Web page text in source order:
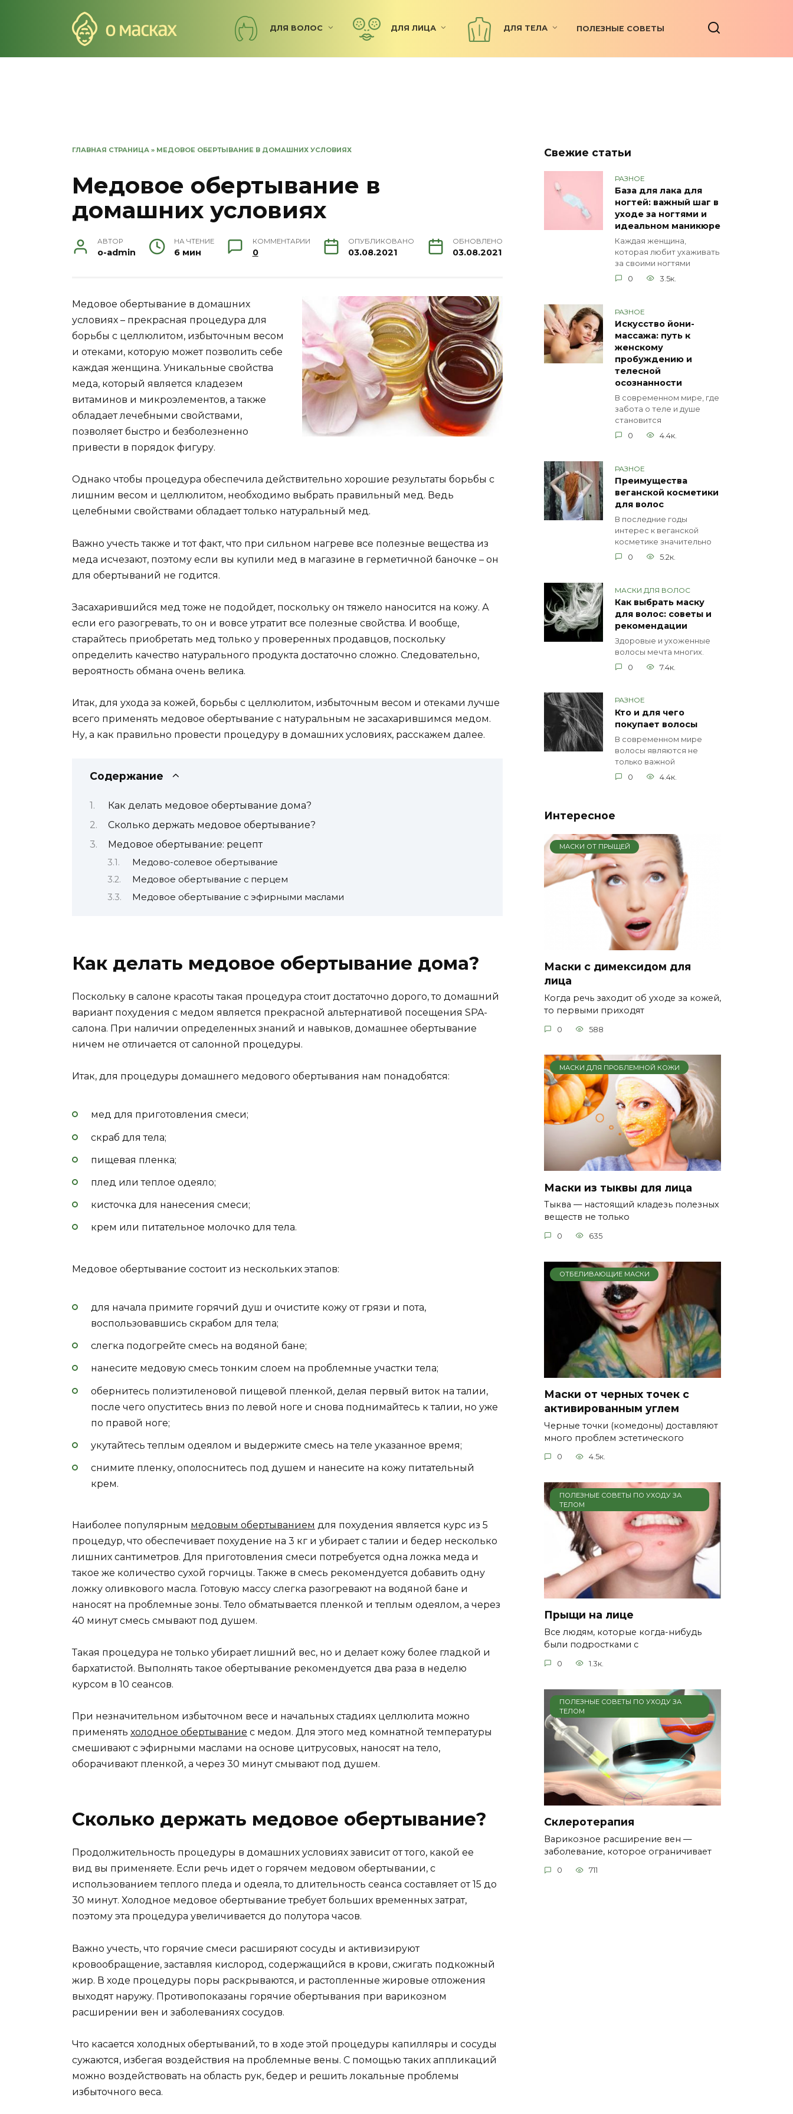
ДЛЯ ВОЛОС ДЛЯ ЛИЦА ДЛЯ ТЕЛА ПОЛЕЗНЫЕ СОВЕТЫ
ГЛАВНАЯ СТРАНИЦА » МЕДОВОЕ ОБЕРТЫВАНИЕ В ДОМАШНИХ УСЛОВИЯХ
Медовое обертывание в
домашних условиях
АВТОР
o-admin
НА ЧТЕНИЕ
6 мин
КОММЕНТАРИИ
0
ОПУБЛИКОВАНО
03.08.2021
ОБНОВЛЕНО
03.08.2021
Медовое обертывание в домашних
условиях – прекрасная процедура для
борьбы с целлюлитом, избыточным весом
и отеками, которую может позволить себе
каждая женщина. Уникальные свойства
меда, который является кладезем
витаминов и микроэлементов, а также
обладает лечебными свойствами,
позволяет быстро и безболезненно
привести в порядок фигуру.
Однако чтобы процедура обеспечила действительно хорошие результаты борьбы с
лишним весом и целлюлитом, необходимо выбрать правильный мед. Ведь
целебными свойствами обладает только натуральный мед.
Важно учесть также и тот факт, что при сильном нагреве все полезные вещества из
меда исчезают, поэтому если вы купили мед в магазине в герметичной баночке – он
для обертываний не годится.
Засахарившийся мед тоже не подойдет, поскольку он тяжело наносится на кожу. А
если его разогревать, то он и вовсе утратит все полезные свойства. И вообще,
старайтесь приобретать мед только у проверенных продавцов, поскольку
определить качество натурального продукта достаточно сложно. Следовательно,
вероятность обмана очень велика.
Итак, для ухода за кожей, борьбы с целлюлитом, избыточным весом и отеками лучше
всего применять медовое обертывание с натуральным не засахарившимся медом.
Ну, а как правильно провести процедуру в домашних условиях, расскажем далее.
Содержание
Как делать медовое обертывание дома?
Сколько держать медовое обертывание?
Медовое обертывание: рецепт
Медово-солевое обертывание
Медовое обертывание с перцем
Медовое обертывание с эфирными маслами
Как делать медовое обертывание дома?
Поскольку в салоне красоты такая процедура стоит достаточно дорого, то домашний
вариант похудения с медом является прекрасной альтернативой посещения SPA-
салона. При наличии определенных знаний и навыков, домашнее обертывание
ничем не отличается от салонной процедуры.
Итак, для процедуры домашнего медового обертывания нам понадобятся:
мед для приготовления смеси;
скраб для тела;
пищевая пленка;
плед или теплое одеяло;
кисточка для нанесения смеси;
крем или питательное молочко для тела.
Медовое обертывание состоит из нескольких этапов:
для начала примите горячий душ и очистите кожу от грязи и пота,
воспользовавшись скрабом для тела;
слегка подогрейте смесь на водяной бане;
нанесите медовую смесь тонким слоем на проблемные участки тела;
обернитесь полиэтиленовой пищевой пленкой, делая первый виток на талии,
после чего опуститесь вниз по левой ноге и снова поднимайтесь к талии, но уже
по правой ноге;
укутайтесь теплым одеялом и выдержите смесь на теле указанное время;
снимите пленку, ополоснитесь под душем и нанесите на кожу питательный
крем.
Наиболее популярным медовым обертыванием для похудения является курс из 5
процедур, что обеспечивает похудение на 3 кг и убирает с талии и бедер несколько
лишних сантиметров. Для приготовления смеси потребуется одна ложка меда и
такое же количество сухой горчицы. Также в смесь рекомендуется добавить одну
ложку оливкового масла. Готовую массу слегка разогревают на водяной бане и
наносят на проблемные зоны. Тело обматывается пленкой и теплым одеялом, а через
40 минут смесь смывают под душем.
Такая процедура не только убирает лишний вес, но и делает кожу более гладкой и
бархатистой. Выполнять такое обертывание рекомендуется два раза в неделю
курсом в 10 сеансов.
При незначительном избыточном весе и начальных стадиях целлюлита можно
применять холодное обертывание с медом. Для этого мед комнатной температуры
смешивают с эфирными маслами на основе цитрусовых, наносят на тело,
оборачивают пленкой, а через 30 минут смывают под душем.
Сколько держать медовое обертывание?
Продолжительность процедуры в домашних условиях зависит от того, какой ее
вид вы применяете. Если речь идет о горячем медовом обертывании, с
использованием теплого пледа и одеяла, то длительность сеанса составляет от 15 до
30 минут. Холодное медовое обертывание требует больших временных затрат,
поэтому эта процедура увеличивается до полутора часов.
Важно учесть, что горячие смеси расширяют сосуды и активизируют
кровообращение, заставляя кислород, содержащийся в крови, сжигать подкожный
жир. В ходе процедуры поры раскрываются, и растопленные жировые отложения
выходят наружу. Противопоказаны горячие обертывания при варикозном
расширении вен и заболеваниях сосудов.
Что касается холодных обертываний, то в ходе этой процедуры капилляры и сосуды
сужаются, избегая воздействия на проблемные вены. С помощью таких аппликаций
можно воздействовать на область рук, бедер и решить локальные проблемы
избыточного веса.
Свежие статьи
РАЗНОЕ
База для лака для
ногтей: важный шаг в
уходе за ногтями и
идеальном маникюре
Каждая женщина,
которая любит ухаживать
за своими ногтями
0
3.5к.
РАЗНОЕ
Искусство йони-
массажа: путь к
женскому
пробуждению и
телесной
осознанности
В современном мире, где
забота о теле и душе
становится
0
4.4к.
РАЗНОЕ
Преимущества
веганской косметики
для волос
В последние годы
интерес к веганской
косметике значительно
0
5.2к.
МАСКИ ДЛЯ ВОЛОС
Как выбрать маску
для волос: советы и
рекомендации
Здоровые и ухоженные
волосы мечта многих.
0
7.4к.
РАЗНОЕ
Кто и для чего
покупает волосы
В современном мире
волосы являются не
только важной
0
4.4к.
Интересное
МАСКИ ОТ ПРЫЩЕЙ
Маски с димексидом для
лица
Когда речь заходит об уходе за кожей,
то первыми приходят
0 588
МАСКИ ДЛЯ ПРОБЛЕМНОЙ КОЖИ
Маски из тыквы для лица
Тыква — настоящий кладезь полезных
веществ не только
0 635
ОТБЕЛИВАЮЩИЕ МАСКИ
Маски от черных точек с
активированным углем
Черные точки (комедоны) доставляют
много проблем эстетического
0 4.5к.
ПОЛЕЗНЫЕ СОВЕТЫ ПО УХОДУ ЗА
ТЕЛОМ
Прыщи на лице
Все людям, которые когда-нибудь
были подростками с
0 1.3к.
ПОЛЕЗНЫЕ СОВЕТЫ ПО УХОДУ ЗА
ТЕЛОМ
Склеротерапия
Варикозное расширение вен —
заболевание, которое ограничивает
0 711